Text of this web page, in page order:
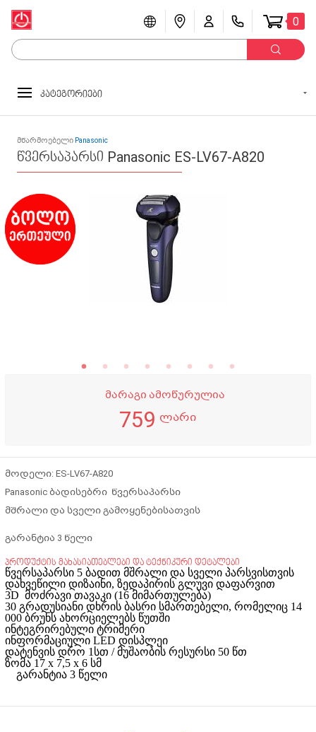
0
კატეგორიები
მწარმოებელი Panasonic
წვერსაპარსი Panasonic ES-LV67-A820
მარაგი ამოწურულია
759 ლარი
მოდელი: ES-LV67-A820
Panasonic ბადისებრი წვერსაპარსი
მშრალი და სველი გამოყენებისათვის
გარანტია 3 წელი
პროდუქტის მახასიათებლები და ტექნიკური დეტალები
წვერსაპარსი 5 ბადით მშრალი და სველი პარსვისთვის
დახვეწილი დიზაინი, ზედაპირის გლუვი დაფარვით
3D მოძრავი თავაკი (16 მიმართულება)
30 გრადუსიანი დხრის ბასრი სმართებელი, რომელიც 14
000 ბრუნს ახორციელებს წუთში
ინტეგრირებული ტრიმერი
ინფორმაციული LED დისპლეი
დატენვის დრო 1სთ / მუშაობის რესურსი 50 წთ
ზომა 17 x 7,5 x 6 სმ
გარანტია 3 წელი